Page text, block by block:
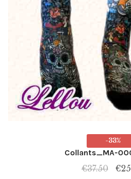
-33%
Collants_MA-
€37.50
Le
€